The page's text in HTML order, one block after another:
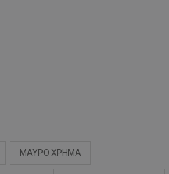
ΜΑΥΡΟ ΧΡΗΜΑ